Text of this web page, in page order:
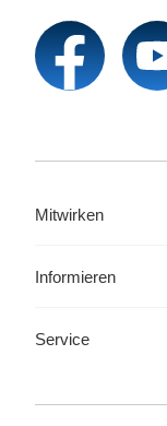
Mitwirken
Informieren
Service